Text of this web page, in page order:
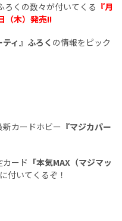
ろくの数々が付いてくる 『月
（木）発売!!
ィ』ふろくの情報をピック
カードホビー 『マジカパー
ード 「本気MAX（マジマッ
付いてくるぞ！